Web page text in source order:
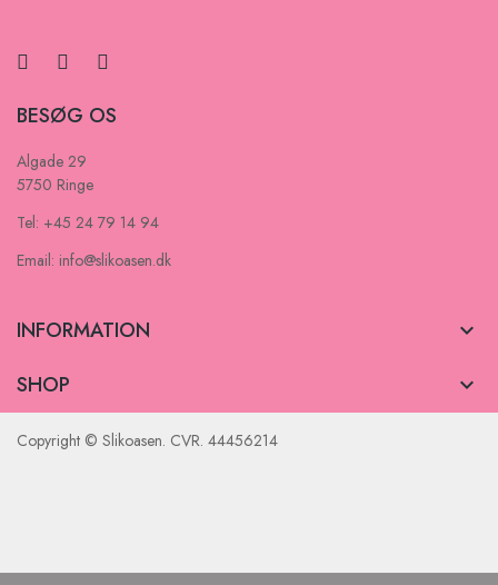
BESØG OS
Algade 29
5750 Ringe
Tel: +45 24 79 14 94
Email: info@slikoasen.dk
INFORMATION 
SHOP 
Copyright © Slikoasen. CVR. 44456214